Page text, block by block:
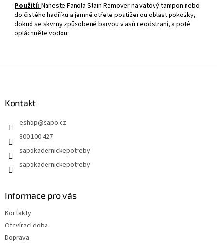
Použití: Naneste Fanola Stain Remover na vatový tampon nebo
do čistého hadříku a jemně otřete postiženou oblast pokožky,
dokud se skvrny způsobené barvou vlasů neodstraní, a poté
opláchněte vodou.
Kontakt
eshop@sapo.cz
800 100 427
sapokadernickepotreby
sapokadernickepotreby
Informace pro vás
Kontakty
Otevírací doba
Doprava